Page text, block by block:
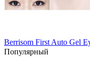
Berrisom First Auto Gel
Популярный